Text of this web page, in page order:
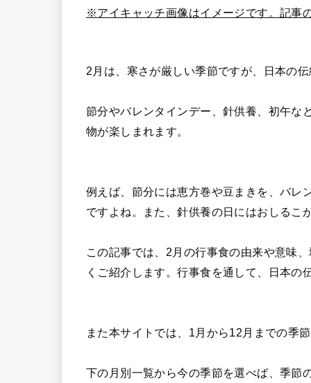
※アイキャッチ画像はイメージです。記事
2月は、寒さが厳しい季節ですが、日本の
節分やバレンタインデー、針供養、初午な
物が楽しまれます。
例えば、節分には恵方巻や豆まきを、バレ
ですよね。また、針供養の日にはおしるこ
この記事では、2月の行事食の由来や意味
くご紹介します。行事食を通して、日本
また本サイトでは、1月から12月までの季
下の月別一覧から今の季節を選べば、季節